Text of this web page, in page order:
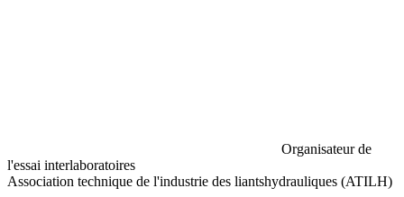
Organisateur de
l'essai interlaboratoires
Association technique de l'industrie des liantshydrauliques (ATILH)